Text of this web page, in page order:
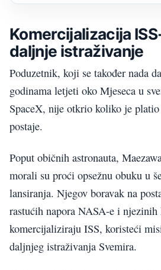
Komercijalizacija
daljnje istraživanje
Poduzetnik, koji se također nada
godinama letjeti oko Mjeseca u
SpaceX, nije otkrio koliko je
postaje.
Poput običnih astronauta,
morali su proći opsežnu obuku u
lansiranja. Njegov boravak na
rastućih napora NASA-e i njezinih
komercijaliziraju ISS, koristeći
daljnjeg istraživanja Svemira.